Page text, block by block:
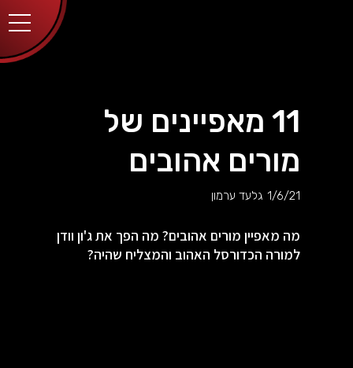
11 מאפיינים של
מורים אהובים
1/6/21 גלעד ערמון
מה מאפיין מורים אהובים? מה הפך את ג'ון וודן
למורה הכדורסל האהוב והמצליח שהיה?